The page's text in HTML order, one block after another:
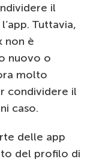
il
Tuttavia,
non è
nuovo o
molto
condividere il
caso.
delle app
del profilo di